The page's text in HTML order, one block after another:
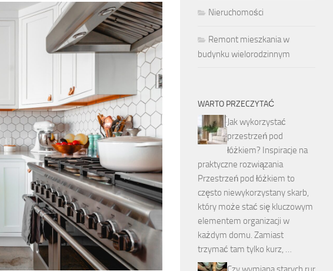
Nieruchomości
Remont mieszkania w
budynku wielorodzinnym
WARTO PRZECZYTAĆ
Jak wykorzystać
przestrzeń pod
łóżkiem? Inspiracje na
praktyczne rozwiązania
Przestrzeń pod łóżkiem to
często niewykorzystany skarb,
który może stać się kluczowym
elementem organizacji w
każdym domu. Zamiast
trzymać tam tylko kurz, …